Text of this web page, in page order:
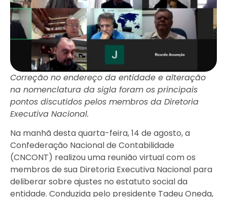
Correção no endereço da entidade e alteração
na nomenclatura da sigla foram os principais
pontos discutidos pelos membros da Diretoria
Executiva Nacional.
Na manhã desta quarta-feira, 14 de agosto, a
Confederação Nacional de Contabilidade
(CNCONT) realizou uma reunião virtual com os
membros de sua Diretoria Executiva Nacional para
deliberar sobre ajustes no estatuto social da
entidade. Conduzida pelo presidente Tadeu Oneda,